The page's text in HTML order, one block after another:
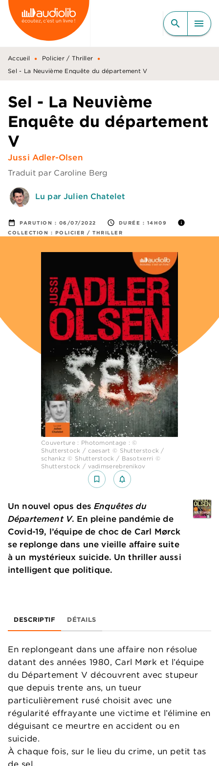
MENU RECHERCHE
CONTENU
PIED DE PAGE
search menu
Accueil • Policier / Thriller •
Sel - La Neuvième Enquête du département V
Sel - La Neuvième
Enquête du département
V
Jussi Adler-Olsen
Traduit par Caroline Berg
Lu par Julien Chatelet
date_range PARUTION : 06/07/2022 access_time DURÉE : 14H09 info
COLLECTION : POLICIER / THRILLER
Couverture : Photomontage : ©
Shutterstock / caesart © Shutterstock /
schankz © Shutterstock / Basotxerri ©
Shutterstock / vadimserebrenikov
bookmark_border notifications_none_outlined
Un nouvel opus desEnquêtes du
Département V. En pleine pandémie de
Covid-19, l’équipe de choc de Carl Mørck
se replonge dans une vieille affaire suite
à un mystérieux suicide. Un thriller aussi
intelligent que politique.
DESCRIPTIF DÉTAILS
En replongeant dans une affaire non résolue
datant des années 1980, Carl Mørk et l’équipe
du Département V découvrent avec stupeur
que depuis trente ans, un tueur
particulièrement rusé choisit avec une
régularité effrayante une victime et l’élimine en
déguisant ce meurtre en accident ou en
suicide.
À chaque fois, sur le lieu du crime, un petit tas